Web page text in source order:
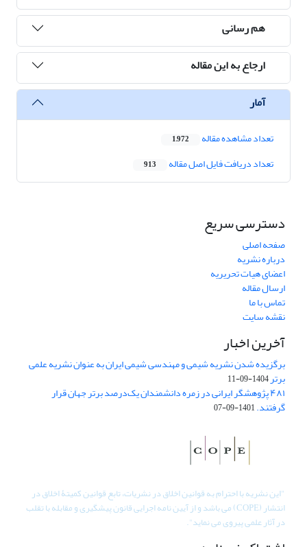
هم رسانی
ارجاع به این مقاله
آمار
تعداد مشاهده مقاله 1,972
تعداد دریافت فایل اصل مقاله 913
دسترسی سریع
صفحه اصلی
درباره نشریه
اعضای هیات تحریریه
ارسال مقاله
تماس با ما
نقشه سایت
آخرین اخبار
برگزیده شدن نشریه شیمی و مهندسی شیمی ایران به عنوان نشریه علمی
برتر1404-09-11
۴۸۱ پژوهشگر ایرانی در زمره دانشمندان یک‌درصد برتر جهان قرار
گرفتند.1401-09-07
"این نشریه با احترام به قوانین اخلاق در نشریات، تابع قوانین کمیتۀ اخلاق در
انتشار (COPE) می باشد و از آیین نامه اجرایی قانون پیشگیری و مقابله با تقلب
در آثار علمی پیروی می نماید".